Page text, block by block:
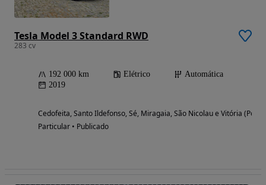
Tesla Model 3 Standard RWD
283 cv
192 000 km Elétrico
Automática
2019
Cedofeita, Santo Ildefonso, Sé, Miragaia, São Nicolau e Vitória (Porto)
Particular • Publicado